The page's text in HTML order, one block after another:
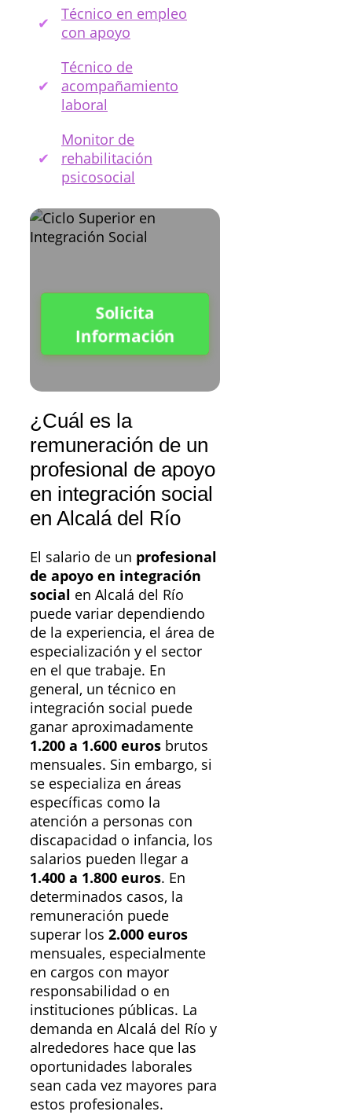
Técnico en empleo
con apoyo
Técnico de
acompañamiento
laboral
Monitor de
rehabilitación
psicosocial
Solicita
Información
¿Cuál es la
remuneración de un
profesional de apoyo
en integración social
en Alcalá del Río
El salario de un profesional
de apoyo en integración
social en Alcalá del Río
puede variar dependiendo
de la experiencia, el área de
especialización y el sector
en el que trabaje. En
general, un técnico en
integración social puede
ganar aproximadamente
1.200 a 1.600 euros brutos
mensuales. Sin embargo, si
se especializa en áreas
específicas como la
atención a personas con
discapacidad o infancia, los
salarios pueden llegar a
1.400 a 1.800 euros. En
determinados casos, la
remuneración puede
superar los 2.000 euros
mensuales, especialmente
en cargos con mayor
responsabilidad o en
instituciones públicas. La
demanda en Alcalá del Río y
alrededores hace que las
oportunidades laborales
sean cada vez mayores para
estos profesionales.